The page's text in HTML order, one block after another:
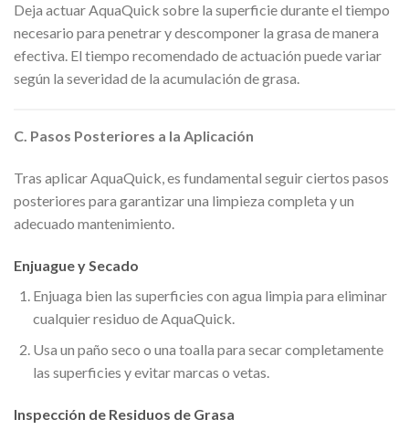
Deja actuar AquaQuick sobre la superficie durante el tiempo
necesario para penetrar y descomponer la grasa de manera
efectiva. El tiempo recomendado de actuación puede variar
según la severidad de la acumulación de grasa.
C. Pasos Posteriores a la Aplicación
Tras aplicar AquaQuick, es fundamental seguir ciertos pasos
posteriores para garantizar una limpieza completa y un
adecuado mantenimiento.
Enjuague y Secado
Enjuaga bien las superficies con agua limpia para eliminar
cualquier residuo de AquaQuick.
Usa un paño seco o una toalla para secar completamente
las superficies y evitar marcas o vetas.
Inspección de Residuos de Grasa